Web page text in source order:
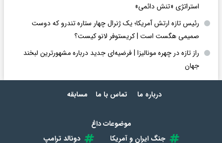
استراتژی «تنش دائمی»
رئیس تازه ارتش آمریکا؛ یک ژنرال چهار ستاره تندرو که دوست
صمیمی هگست است | کریستوفر لانو کیست؟
راز تازه در چهره مونالیزا | فرضیه‌ای جدید درباره مشهورترین لبخند
جهان
درباره ما تماس با ما مسابقه
موضوعات داغ
جنگ ایران و آمریکا
دونالد ترامپ